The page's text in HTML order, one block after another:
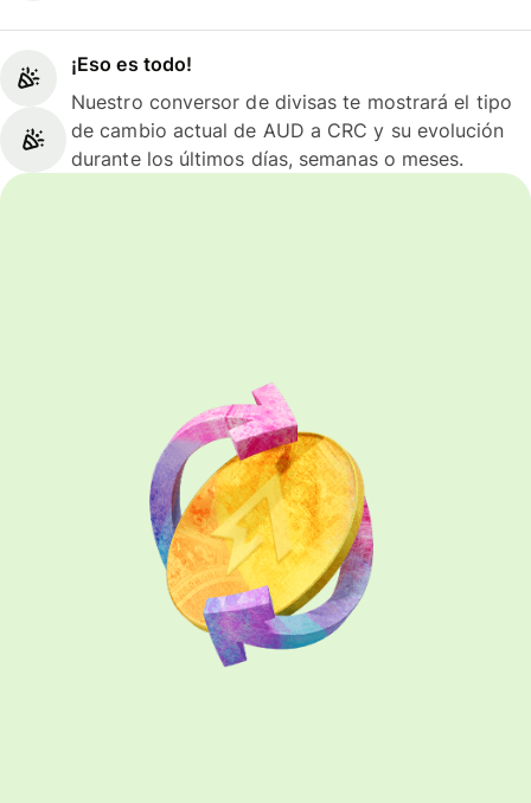
¡Eso es todo!
Nuestro conversor de divisas te mostrará el tipo
de cambio actual de AUD a CRC y su evolución
durante los últimos días, semanas o meses.